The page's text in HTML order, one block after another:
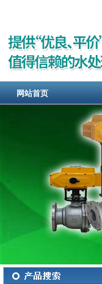
网站首页